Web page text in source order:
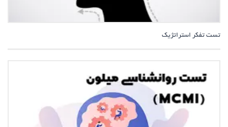
تست تفکر استراتژیک